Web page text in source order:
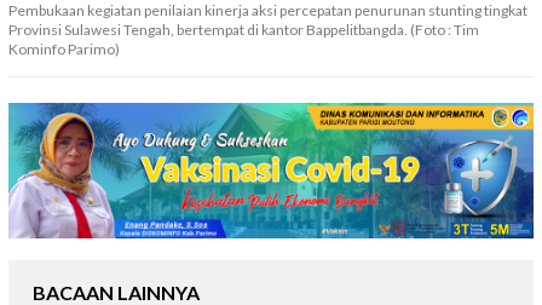
Pembukaan kegiatan penilaian kinerja aksi percepatan penurunan stunting tingkat
Provinsi Sulawesi Tengah, bertempat di kantor Bappelitbangda. (Foto : Tim
Kominfo Parimo)
BACAAN LAINNYA